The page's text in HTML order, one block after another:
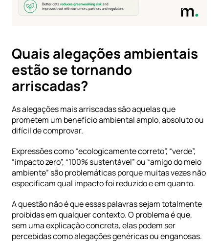
Quais alegações ambientais
estão se tornando
arriscadas?
As alegações mais arriscadas são aquelas que
prometem um benefício ambiental amplo, absoluto ou
difícil de comprovar.
Expressões como “ecologicamente correto”, “verde”,
“impacto zero”, “100% sustentável” ou “amigo do meio
ambiente” são problemáticas porque muitas vezes não
especificam qual impacto foi reduzido e em quanto.
A questão não é que essas palavras sejam totalmente
proibidas em qualquer contexto. O problema é que,
sem uma explicação concreta, elas podem ser
percebidas como alegações genéricas ou enganosas.